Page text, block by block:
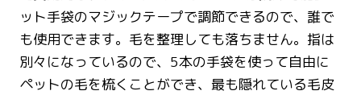
ット手袋のマジックテープで調節できるので、誰で
も使用できます。毛を整理しても落ちません。指は
別々になっているので、5本の手袋を使って自由に
ペットの毛を梳くことができ、最も隠れている毛皮